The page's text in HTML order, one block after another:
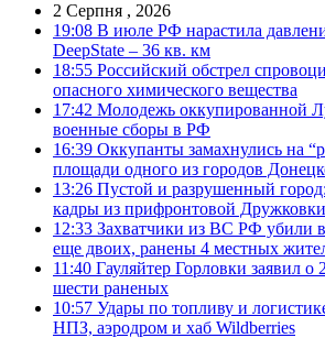
2 Серпня , 2026
19:08 В июле РФ нарастила
DeepState – 36 кв. км
18:55 Российский обстрел
опасного химического вещества
17:42 Молодежь оккупированной
военные сборы в РФ
16:39 Оккупанты замахнулись на
площади одного из городов
13:26 Пустой и разрушенный
кадры из прифронтовой Дружковки
12:33 Захватчики из ВС РФ убили
еще двоих, ранены 4 местных
11:40 Гауляйтер Горловки заявил о
шести раненых
10:57 Удары по топливу и
НПЗ, аэродром и хаб Wildberries